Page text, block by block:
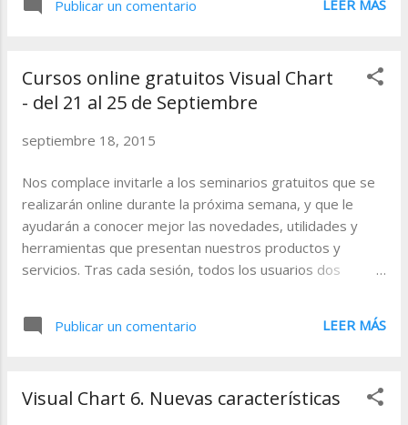
podemos visualizar los gráficos con
vemos para el valor Carrefour del
mercado Euronext Cash, cómo se
máximo del valor para el año 2007, con el
aplicar (gráfico a la izquierda), y aplicado
(gráfico a la derecha). Visual Chart aplica
los siguientes ajustes en sus bases de
datos: - Reparto de dividendos -
Ampliaciones de capital - Dividendos
Publicar un comentario LEER MÁS
Cursos online gratuitos Visual Chart
- del 21 al 25 de Septiembre
septiembre 18, 2015
Nos complace invitarle a los seminarios gratuitos que se
realizarán online durante la próxima semana, y que le
ayudarán a conocer mejor las novedades, utilidades y
herramientas que presentan nuestros productos y
servicios. Tras cada sesión, todos los usuarios dos
pero está interesado en recibir la grabación de cualquiera
de ellos, no es necesario que cumplimente el registro de
webinar. A continuación se detalla la fecha y la hora de los
Publicar un comentario LEER MÁS
Visual Chart 6. Nuevas características